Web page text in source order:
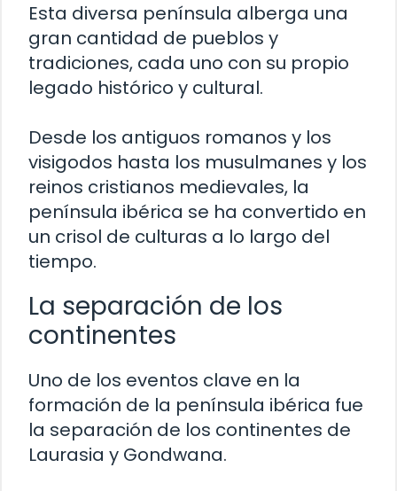
Esta diversa península alberga una
gran cantidad de pueblos y
tradiciones, cada uno con su propio
legado histórico y cultural.
Desde los antiguos romanos y los
visigodos hasta los musulmanes y los
reinos cristianos medievales, la
península ibérica se ha convertido en
un crisol de culturas a lo largo del
tiempo.
La separación de los
continentes
Uno de los eventos clave en la
formación de la península ibérica fue
la separación de los continentes de
Laurasia y Gondwana.